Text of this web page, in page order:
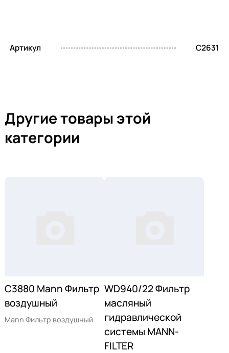
Артикул C2631
Другие товары этой
категории
C3880 Mann Фильтр
воздушный
Mann Фильтр воздушный
WD940/22 Фильтр
масляный
гидравлической
системы MANN-
FILTER